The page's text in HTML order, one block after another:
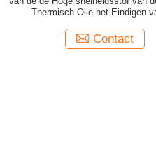
Thermisch Olie het Eindigen
Contact